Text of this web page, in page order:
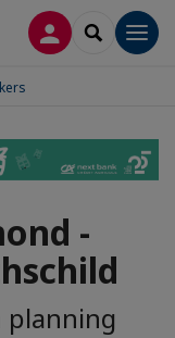
CONNEXION
-
planning